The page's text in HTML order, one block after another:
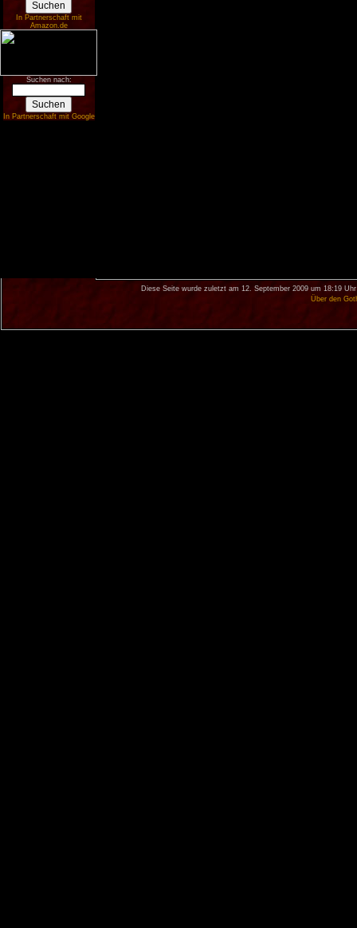
In Partnerschaft mit
Amazon.de
Suchen nach:
In Partnerschaft mit Google
Diese Seite wurde zuletzt am 12. September 2009 um 18:19
Über den